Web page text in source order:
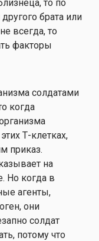
то по
брата или
всегда, то
факторы
солдатами
когда
Т-клетках,
приказ.
на
Но когда в
агенты,
они
солдат
потому что